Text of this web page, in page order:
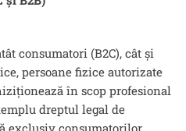
consumatori (B2C), cât și
persoane fizice autorizate
în scop profesional
dreptul legal de
exclusiv consumatorilor